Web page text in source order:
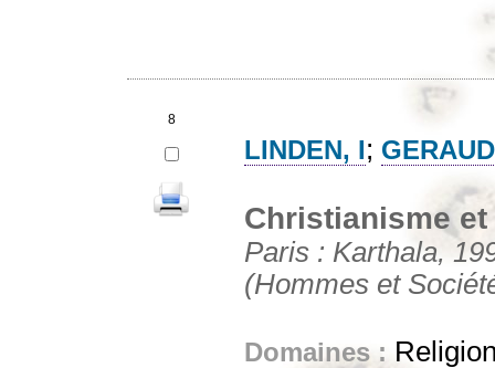
8
LINDEN, I;
Christianisme et
Paris : Karthala,
(Hommes et
Domaines :